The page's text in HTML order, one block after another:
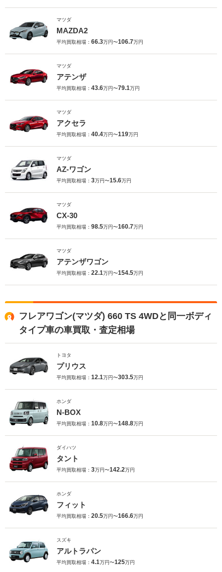
マツダ
MAZDA2
平均買取相場： 66.3万円〜106.7万円
マツダ
アテンザ
平均買取相場： 43.6万円〜79.1万円
マツダ
アクセラ
平均買取相場： 40.4万円〜119万円
マツダ
AZ-ワゴン
平均買取相場： 3万円〜15.6万円
マツダ
CX-30
平均買取相場： 98.5万円〜160.7万円
マツダ
アテンザワゴン
平均買取相場： 22.1万円〜154.5万円
フレアワゴン(マツダ) 660 TS 4WDと同一ボディ
タイプ車の車買取・査定相場
トヨタ
プリウス
平均買取相場： 12.1万円〜303.5万円
ホンダ
N-BOX
平均買取相場： 10.8万円〜148.8万円
ダイハツ
タント
平均買取相場： 3万円〜142.2万円
ホンダ
フィット
平均買取相場： 20.5万円〜166.6万円
スズキ
アルトラパン
平均買取相場： 4.1万円〜125万円